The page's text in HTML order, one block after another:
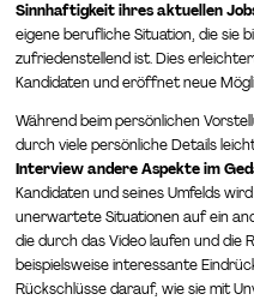
Sinnhaftigkeit ihres aktuellen
eigene berufliche Situation, die sie
zufriedenstellend ist. Dies
Kandidaten und eröffnet neue
Während beim persönlichen
durch viele persönliche Details
Interview andere Aspekte im
Kandidaten und seines Umfelds
unerwartete Situationen auf ein
die durch das Video laufen und die
beispielsweise interessante
Rückschlüsse darauf, wie sie mit